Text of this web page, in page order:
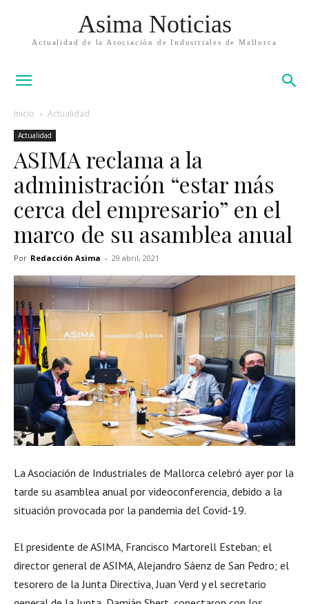
Asima Noticias
Actualidad de la Asociación de Industriales de Mallorca
Inicio Actualidad
Actualidad
ASIMA reclama a la
administración “estar más
cerca del empresario” en el
marco de su asamblea anual
Por Redacción Asima - 29 abril, 2021
La Asociación de Industriales de Mallorca celebró ayer por la
tarde su asamblea anual por videoconferencia, debido a la
situación provocada por la pandemia del Covid-19.
El presidente de ASIMA, Francisco Martorell Esteban; el
director general de ASIMA, Alejandro Sáenz de San Pedro; el
tesorero de la Junta Directiva, Juan Verd y el secretario